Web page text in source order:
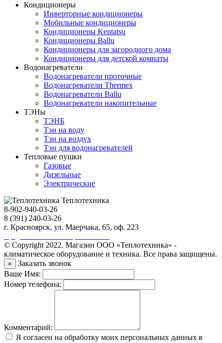
Кондиционеры
Инверторные кондиционеры
Мобильные кондиционеры
Кондиционеры Kentatsu
Кондиционеры Ballu
Кондиционеры для загородного дома
Кондиционеры для детской комнаты
Водонагреватели
Водонагреватели проточные
Водонагреватели Thermex
Водонагреватели Ballu
Водонагреватели накопительные
ТЭНы
ТЭНБ
Тэн на воду
Тэн на воздух
Тэн для водонагревателей
Тепловые пушки
Газовые
Дизельные
Электрические
Теплотехника
8-902-940-03-26
8 (391) 240-03-26
г. Красноярск, ул. Маерчака, 65, оф. 223
© Copyright 2022. Магазин ООО «Теплотехника» -
климатическое оборудование и техника. Все права защищены.
×
Заказать звонок
Ваше Имя:
Номер телефона:
Комментарий:
Я согласен на обработку моих персональных данных в